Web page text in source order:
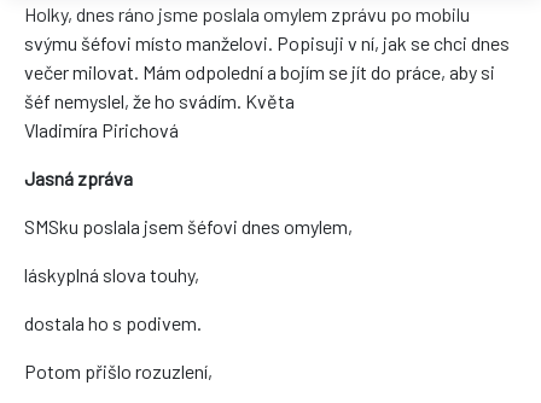
Holky, dnes ráno jsme poslala omylem zprávu po mobilu
svýmu šéfovi místo manželovi. Popisuji v ní, jak se chci dnes
večer milovat. Mám odpolední a bojím se jít do práce, aby si
šéf nemyslel, že ho svádím. Květa
Vladimíra Pirichová
Jasná zpráva
SMSku poslala jsem šéfovi dnes omylem,
láskyplná slova touhy,
dostala ho s podivem.
Potom přišlo rozuzlení,